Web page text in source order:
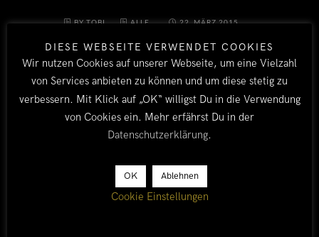
BY TOBI ALLE 22. MÄRZ 2015
LÄNDER
DIESE WEBSEITE VERWENDET COOKIES
Wir nutzen Cookies auf unserer Webseite, um eine Vielzahl
von Services anbieten zu können und um diese stetig zu
verbessern. Mit Klick auf „OK“ willigst Du in die Verwendung
von Cookies ein. Mehr erfährst Du in der
Datenschutzerklärung.
OK Ablehnen
Cookie Einstellungen